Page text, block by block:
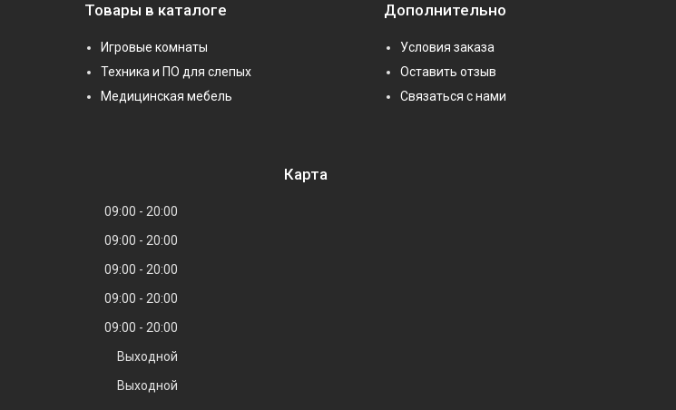
Товары в каталоге
Игровые комнаты
Техника и ПО для слепых
Медицинская мебель
Дополнительно
Условия заказа
Оставить отзыв
Связаться с нами
09:00
20:00
09:00
20:00
09:00
20:00
09:00
20:00
09:00
20:00
Выходной
Выходной
Карта